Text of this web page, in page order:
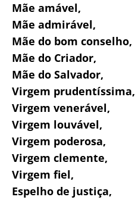
Mãe amável,
Mãe admirável,
Mãe do bom conselho,
Mãe do Criador,
Mãe do Salvador,
Virgem prudentíssima,
Virgem venerável,
Virgem louvável,
Virgem poderosa,
Virgem clemente,
Virgem fiel,
Espelho de justiça,